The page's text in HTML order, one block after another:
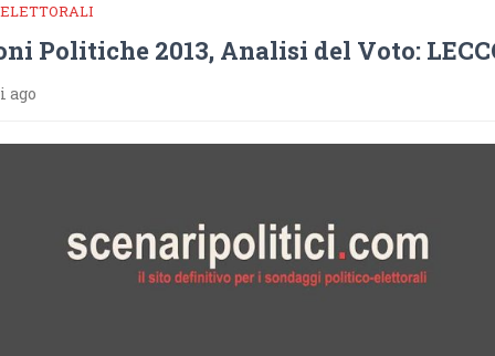
Politiche 2013, Analisi del Voto:
ago